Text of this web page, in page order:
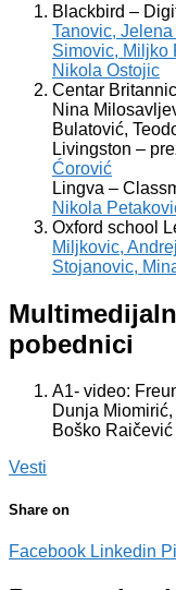
Blackbird –
Tanovic,
Simovic, Miljko
Nikola Ostojic
Centar
Nina
Bulatović,
Livingston –
Ćorović
Lingva –
Nikola
Oxford school
Miljkovic,
Stojanovic,
pobednici
A1- video:
Dunja
Boško Raičević
Vesti
Share on
Facebook Linkedin